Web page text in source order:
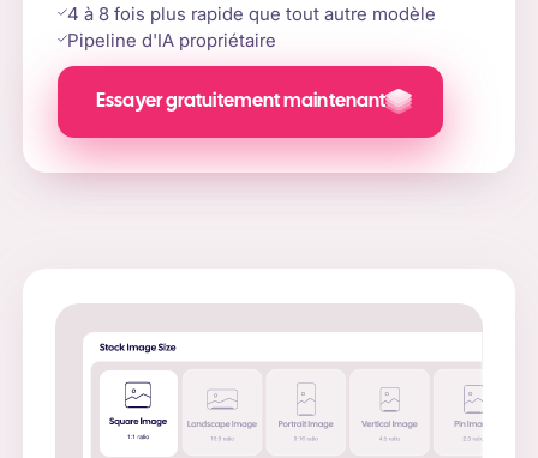
4 à 8 fois plus rapide que tout autre modèle
Pipeline d'IA propriétaire
Essayer gratuitement maintenant